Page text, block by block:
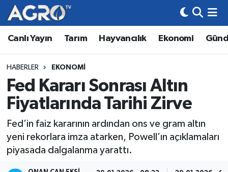
Canlı Yayın Tarım Hayvancılık Ekonomi
HABERLER EKONOMI
Fed Kararı Sonrası Altın
Fiyatlarında Tarihi Zirve
Fed’in faiz kararının ardından ons ve gram altın
yeni rekorlara imza atarken, Powell’ın açıklamaları
piyasada dalgalanma yarattı.
Hava Durumu
Trafik Durumu
Süper Lig Puan Durumu ve Fikstür
Son Dakika Haberleri
Haber Arşivi